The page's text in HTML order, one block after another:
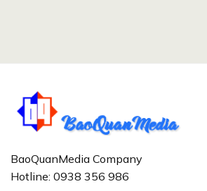
BaoQuanMedia Company
Hotline: 0938 356 986